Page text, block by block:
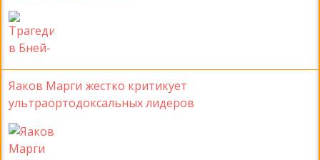
Яаков Марги жестко критикует
ультраортодоксальных лидеров